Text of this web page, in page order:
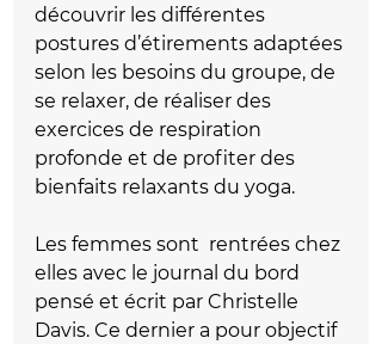
découvrir les différentes
postures d’étirements adaptées
selon les besoins du groupe, de
se relaxer, de réaliser des
exercices de respiration
profonde et de profiter des
bienfaits relaxants du yoga.
Les femmes sont  rentrées chez
elles avec le journal du bord
pensé et écrit par Christelle
Davis. Ce dernier a pour objectif